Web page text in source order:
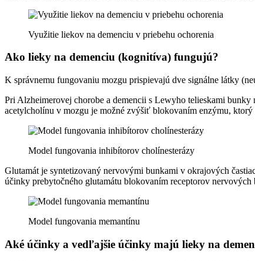
Využitie liekov na demenciu v priebehu ochorenia
Ako lieky na demenciu (kognitíva) fungujú?
K správnemu fungovaniu mozgu prispievajú dve signálne látky
Pri Alzheimerovej chorobe a demencii s Lewyho telieskami
acetylcholínu v mozgu je možné zvýšiť blokovaním enzýmu, ktorý
Model fungovania inhibítorov cholínesterázy
Glutamát je syntetizovaný nervovými bunkami v okrajových
účinky prebytočného glutamátu blokovaním receptorov nervových
Model fungovania memantínu
Aké účinky a vedľajšie účinky majú lieky na